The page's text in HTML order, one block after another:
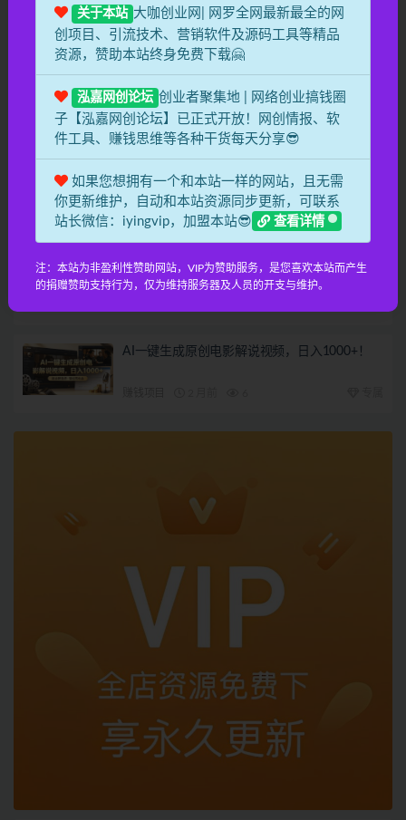
键打造爆款内容，只需简单复制粘贴，日入
1000 + 轻松实现！
赚钱项目 1 月前 17
视频号巨火赛道，心灵SPA赛道，做起来超简
单，每天收益800+！
赚钱项目 1 月前 8
AI工具写小说,一键生成120万字，躺着也能
赚，月入2w+！
赚钱项目 2 月前 8
小红书虚拟项目实战4.0，抓住平台规则调整，
单店日入500+！
AI一键生成原创电影解说视频，日入1000+！
关于本站 大咖创业网| 网罗全网最新最全的网
创项目、引流技术、营销软件及源码工具等精品
资源，赞助本站终身免费下载🤗
泓嘉网创论坛 创业者聚集地 | 网络创业搞钱圈
子【泓嘉网创论坛】已正式开放！网创情报、软
件工具、赚钱思维等各种干货每天分享😎
如果您想拥有一个和本站一样的网站，且无需
你更新维护，自动和本站资源同步更新，可联系
站长微信：iyingvip，加盟本站😎
查看详情
注：本站为非盈利性赞助网站，VIP为赞助服务，是您喜欢本站而产生
的捐赠赞助支持行为，仅为维持服务器及人员的开支与维护。